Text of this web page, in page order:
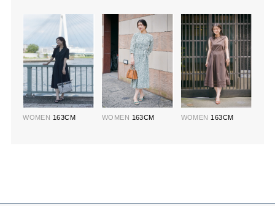
WOMEN 163CM WOMEN 163CM WOMEN 163CM